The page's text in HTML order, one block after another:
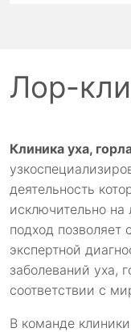
Лор-
Клиника уха,
деятельность
исключительно на
подход позволяет
экспертной
заболеваний уха,
соответствии с
В команде